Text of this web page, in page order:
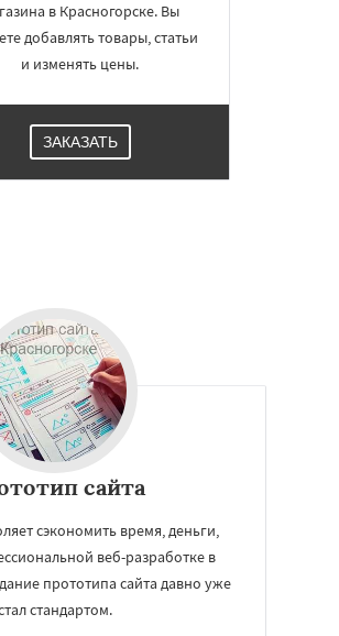
в Красногорске. Вы
добавлять товары, статьи
и изменять цены.
ЗАКАЗАТЬ
сайта
сэкономить время, деньги,
веб-разработке в
прототипа сайта давно уже
стандартом.